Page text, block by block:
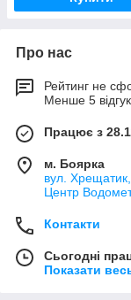
Про нас
Рейтинг не
Менше 5
Працює з
м. Боярка
вул.
Центр
Контакти
Сьогодні
Показати